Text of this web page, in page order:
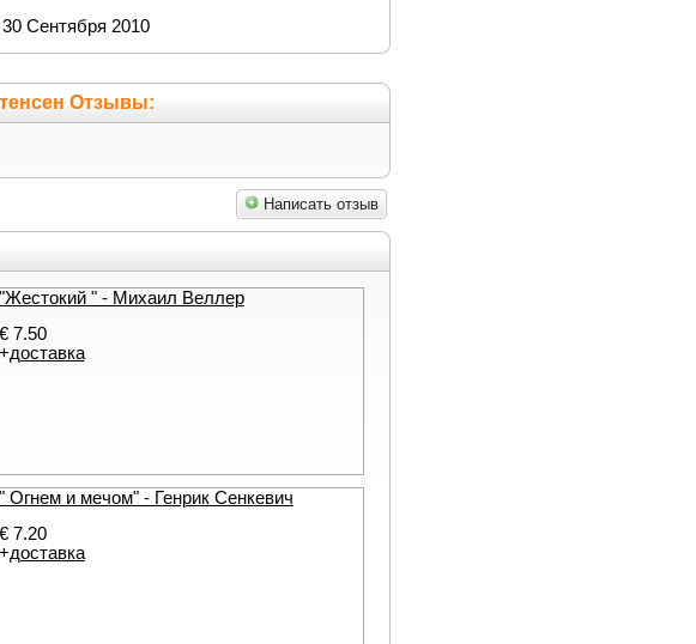
Сентября 2010
Отзывы:
Написать отзыв
"Жестокий " - Михаил Веллер
€ 7.50
+доставка
" Огнем и мечом" - Генрик Сенкевич
€ 7.20
+доставка